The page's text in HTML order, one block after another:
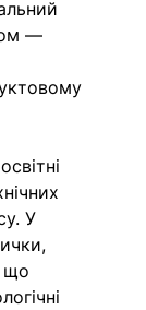
—
У
що